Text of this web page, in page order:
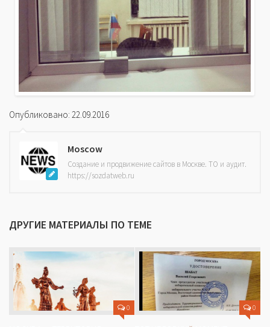
Опубликовано: 22.09.2016
Moscow
Создание и продвижение сайтов в Москве. ТО и аудит.
https://sozdatweb.ru
ДРУГИЕ МАТЕРИАЛЫ ПО ТЕМЕ
0 0